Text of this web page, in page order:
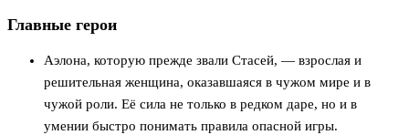
Главные герои
Аэлона, которую прежде звали Стасей, — взрослая и
решительная женщина, оказавшаяся в чужом мире и в
чужой роли. Её сила не только в редком даре, но и в
умении быстро понимать правила опасной игры.